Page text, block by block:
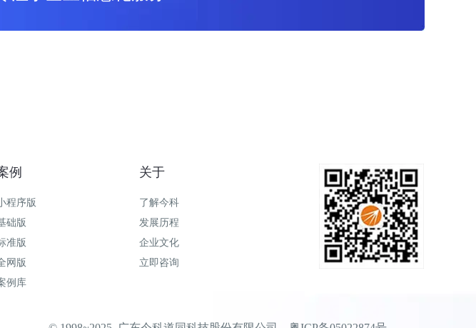
例
程序版
础版
准版
网版
例库
关于
了解今科
发展历程
企业文化
立即咨询